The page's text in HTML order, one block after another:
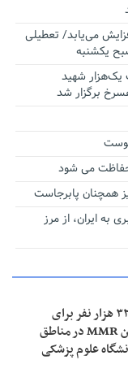
می‌یابد/ تعطیلی
یکشنبه
یک‌هزار شهید
برگزار شد
حفاظت می شود
همچنان پابرجاست
به ایران، از مرز
لزوم مراجعه ۳۲ هزار نفر برای
دریافت واکسن MMR در مناطق
علوم پزشکی